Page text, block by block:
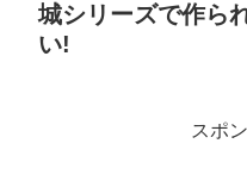
城シリーズで作ら
い!
スポ